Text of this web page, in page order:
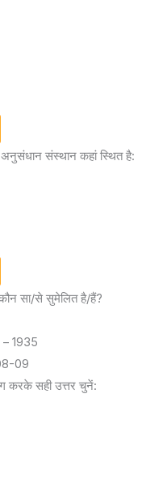
अनुसंधान संस्थान कहां स्थित है:
सा/से सुमेलित है/हैं?
– 1935
09
करके सही उत्तर चुनें: